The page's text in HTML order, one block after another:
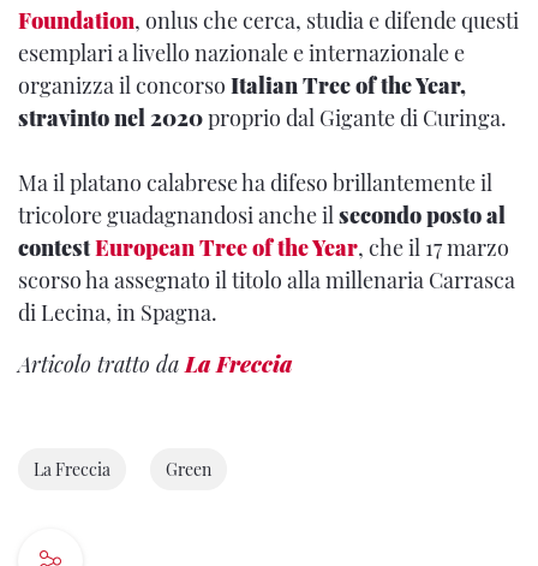
Foundation, onlus che cerca, studia e difende questi
esemplari a livello nazionale e internazionale e
organizza il concorso Italian Tree of the Year,
stravinto nel 2020proprio dal Gigante di Curinga.
Ma il platano calabrese ha difeso brillantemente il
tricolore guadagnandosi anche ilsecondo posto al
contestEuropean Tree of the Year, che il 17 marzo
scorso ha assegnato il titolo alla millenaria Carrasca
di Lecina, in Spagna.
Articolo tratto daLa Freccia
La Freccia Green